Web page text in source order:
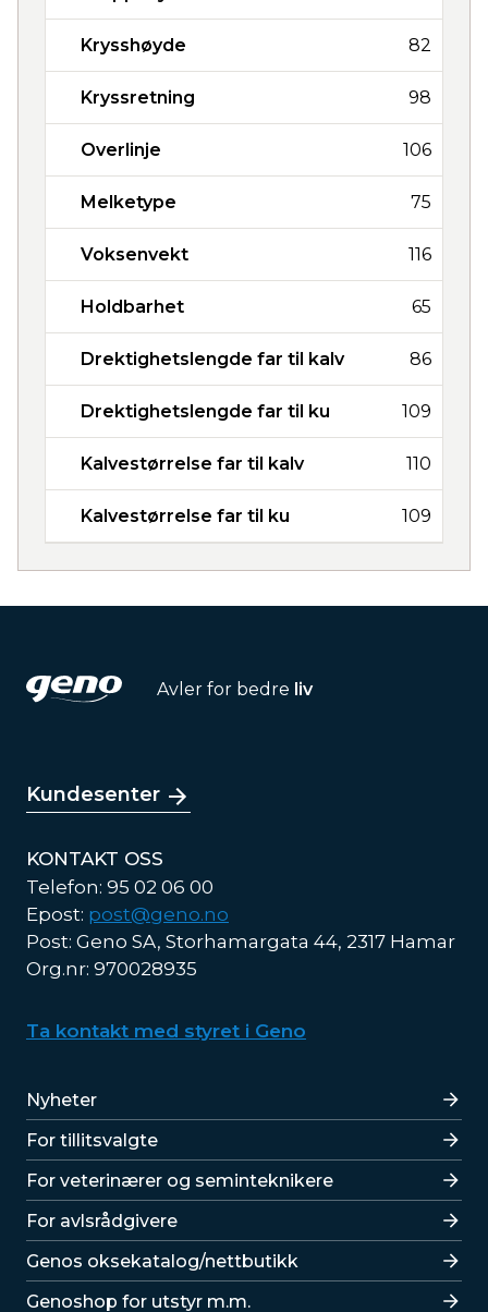
Krysshøyde 82
Kryssretning 98
Overlinje 106
Melketype 75
Voksenvekt 116
Holdbarhet 65
Drektighetslengde far til kalv 86
Drektighetslengde far til ku 109
Kalvestørrelse far til kalv 110
Kalvestørrelse far til ku 109
Avler for bedre liv
Kundesenter
KONTAKT OSS
Telefon: 95 02 06 00
Epost: post@geno.no
Post: Geno SA, Storhamargata 44, 2317 Hamar
Org.nr: 970028935
Ta kontakt med styret i Geno
Lenker
Nyheter
For tillitsvalgte
For veterinærer og seminteknikere
For avlsrådgivere
Lenker
Genos oksekatalog/nettbutikk
Genoshop for utstyr m.m.